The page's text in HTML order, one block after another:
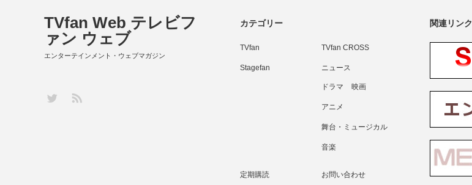
カテゴリー
TVfan TVfan CROSS
Stagefan ニュース
ドラマ 映画
アニメ
舞台・ミュージカル
音楽
定期購読 お問い合わせ
関連リンク
TVfan Web テレビフ
ァン ウェブ
エンターテインメント・ウェブマガジン
Twitter